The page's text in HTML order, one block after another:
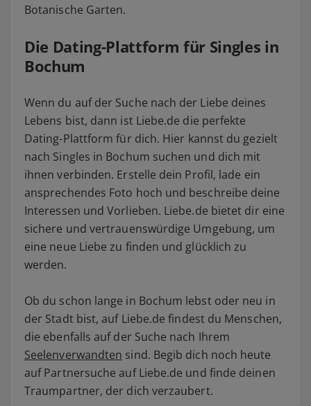
Botanische Garten.
Die Dating-Plattform für Singles in
Bochum
Wenn du auf der Suche nach der Liebe deines
Lebens bist, dann ist Liebe.de die perfekte
Dating-Plattform für dich. Hier kannst du gezielt
nach Singles in Bochum suchen und dich mit
ihnen verbinden. Erstelle dein Profil, lade ein
ansprechendes Foto hoch und beschreibe deine
Interessen und Vorlieben. Liebe.de bietet dir eine
sichere und vertrauenswürdige Umgebung, um
eine neue Liebe zu finden und glücklich zu
werden.
Ob du schon lange in Bochum lebst oder neu in
der Stadt bist, auf Liebe.de findest du Menschen,
die ebenfalls auf der Suche nach Ihrem
Seelenverwandten sind. Begib dich noch heute
auf Partnersuche auf Liebe.de und finde deinen
Traumpartner, der dich verzaubert.